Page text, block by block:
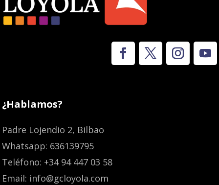
¿Hablamos?
Padre Lojendio 2, Bilbao
Whatsapp: 636139795
Teléfono: +34 94 447 03 58
Email: info@gcloyola.com